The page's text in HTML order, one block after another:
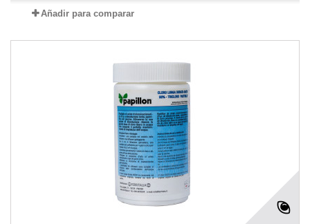
Añadir para comparar